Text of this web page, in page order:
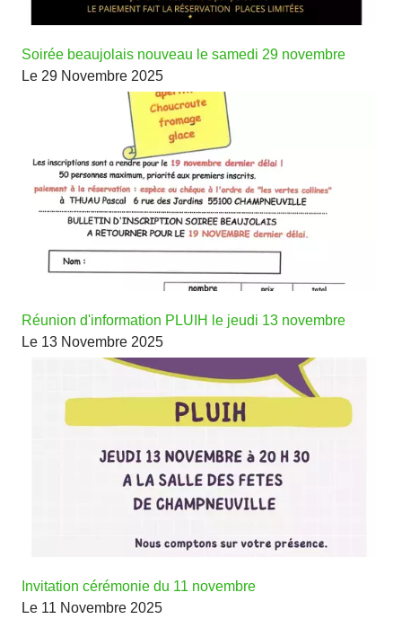
Soirée beaujolais nouveau le samedi 29 novembre
Le 29 Novembre 2025
Réunion d'information PLUIH le jeudi 13 novembre
Le 13 Novembre 2025
Invitation cérémonie du 11 novembre
Le 11 Novembre 2025